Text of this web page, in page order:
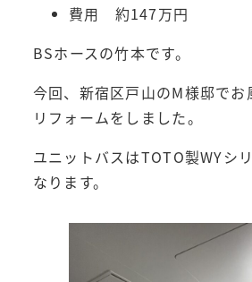
費用 約147万円
BSホースの竹本です。
今回、新宿区戸山のM様邸でお
リフォームをしました。
ユニットバスはTOTO製WYシ
なります。